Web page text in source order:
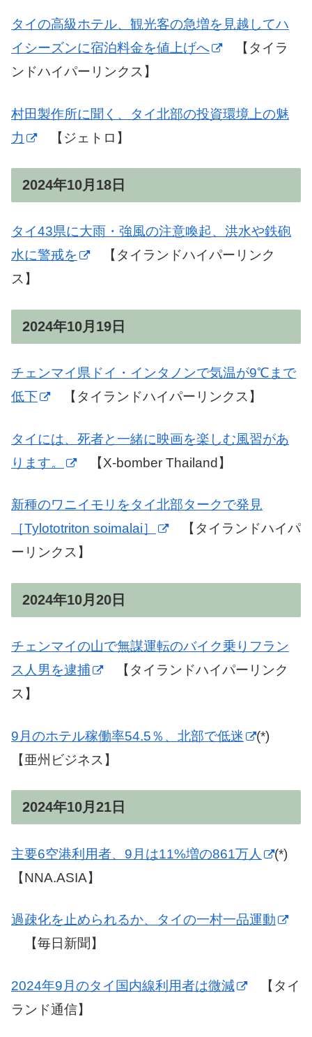
タイの高級ホテル、観光客の急増を見越してハ
イシーズンに宿泊料金を値上げへ
【タイラ
ンドハイパーリンクス】
村田製作所に聞く、タイ北部の投資環境上の魅
力
【ジェトロ】
2024年10月18日
タイ43県に大雨・強風の注意喚起、洪水や鉄砲
水に警戒を
【タイランドハイパーリンク
ス】
2024年10月19日
チェンマイ県ドイ・インタノンで気温が9℃まで
低下
【タイランドハイパーリンクス】
タイには、死者と一緒に映画を楽しむ風習があ
ります。
【X-bomber Thailand】
新種のワニイモリをタイ北部タークで発見
［Tylototriton soimalai］
【タイランドハイパ
ーリンクス】
2024年10月20日
チェンマイの山で無謀運転のバイク乗りフラン
ス人男を逮捕
【タイランドハイパーリンク
ス】
9月のホテル稼働率54.5％、北部で低迷
(*)
【亜州ビジネス】
2024年10月21日
主要6空港利用者、9月は11%増の861万人
(*)
【NNA.ASIA】
過疎化を止められるか、タイの一村一品運動
【毎日新聞】
2024年9月のタイ国内線利用者は微減
【タイ
ランド通信】